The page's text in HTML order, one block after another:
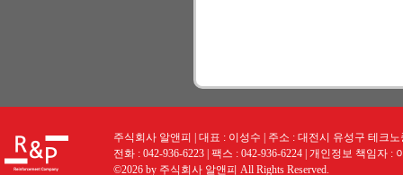
주식회사 알앤피 | 대표 : 이성수 | 주소 : 대전시 유성구 테크
전화 : 042-936-6223 | 팩스 : 042-936-6224 | 개인정보 책임자 :
©2026 by 주식회사 알앤피 All Rights Reserved.